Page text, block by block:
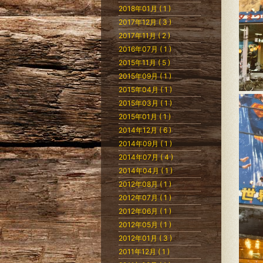
2018年01月 ( 1 )
2017年12月 ( 3 )
2017年11月 ( 2 )
2016年07月 ( 1 )
2015年11月 ( 5 )
2015年09月 ( 1 )
2015年04月 ( 1 )
2015年03月 ( 1 )
2015年01月 ( 1 )
2014年12月 ( 6 )
2014年09月 ( 1 )
2014年07月 ( 4 )
2014年04月 ( 1 )
2012年08月 ( 1 )
2012年07月 ( 1 )
2012年06月 ( 1 )
2012年05月 ( 1 )
2012年01月 ( 3 )
2011年12月 ( 1 )